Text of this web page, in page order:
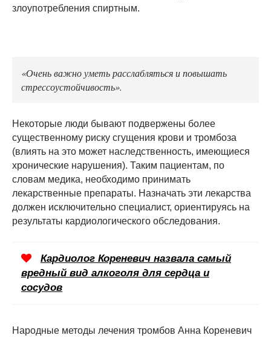
злоупотребления спиртным.
«Очень важно уметь расслабляться и повышать
стрессоустойчивость».
Некоторые люди бывают подвержены более
существенному риску сгущения крови и тромбоза
(влиять на это может наследственность, имеющиеся
хронические нарушения). Таким пациентам, по
словам медика, необходимо принимать
лекарственные препараты. Назначать эти лекарства
должен исключительно специалист, ориентируясь на
результаты кардиологического обследования.
Кардиолог Кореневич назвала самый
вредный вид алкоголя для сердца и
сосудов
Народные методы лечения тромбов Анна Кореневич